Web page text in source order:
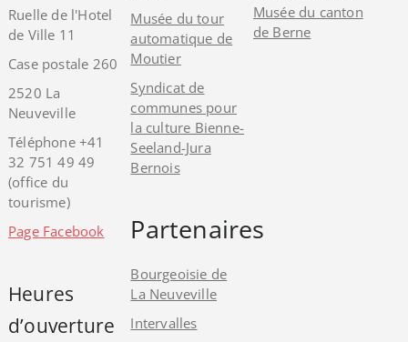
Ruelle de l'Hotel
de Ville 11
Case postale 260
2520 La
Neuveville
Téléphone +41
32 751 49 49
(office du
tourisme)
Page Facebook
Heures
d’ouverture
Musée du tour
automatique de
Moutier
Syndicat de
communes pour
la culture Bienne-
Seeland-Jura
Bernois
Partenaires
Bourgeoisie de
La Neuveville
Intervalles
Musée du canton
de Berne